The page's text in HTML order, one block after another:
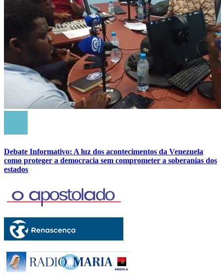
Debate Informativo: A luz dos acontecimentos da Venezuela
como proteger a democracia sem comprometer a soberanias dos
estados